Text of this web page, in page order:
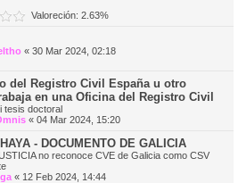
Valoreción: 2.63%
« 30 Mar 2024, 02:18
del Registro Civil España u otro
en una Oficina del Registro Civil
tesis doctoral
« 04 Mar 2024, 15:20
- DOCUMENTO DE GALICIA
no reconoce CVE de Galicia como CSV
« 12 Feb 2024, 14:44